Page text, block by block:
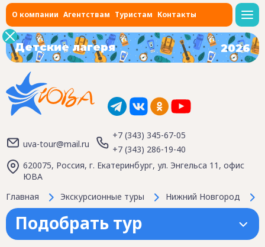
О компании Агентствам Туристам Контакты
Детские лагеря 2026
uva-tour@mail.ru
+7 (343) 345-67-05
+7 (343) 286-19-40
620075, Россия, г. Екатеринбург, ул. Энгельса 11, офис
ЮВА
Главная
Экскурсионные туры Нижний Новгород
Подобрать тур